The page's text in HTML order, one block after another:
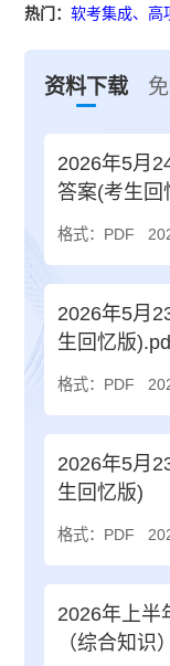
热门：软考集成、高
资料下载
2026年5月
答案(考生回
格式：PDF
2026年5月
生回忆版
格式：PDF
2026年5月
生回忆版)
格式：PDF
2026年上半
（综合知识）